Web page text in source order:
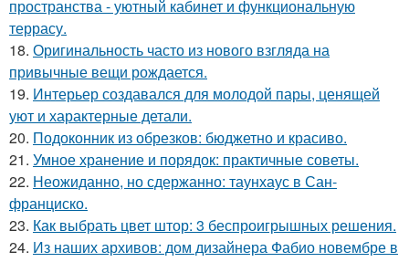
пространства - уютный кабинет и функциональную
террасу.
18. Оригинальность часто из нового взгляда на
привычные вещи рождается.
19. Интерьер создавался для молодой пары, ценящей
уют и характерные детали.
20. Подоконник из обрезков: бюджетно и красиво.
21. Умное хранение и порядок: практичные советы.
22. Неожиданно, но сдержанно: таунхаус в Сан-
франциско.
23. Как выбрать цвет штор: 3 беспроигрышных решения.
24. Из наших архивов: дом дизайнера Фабио новембре в